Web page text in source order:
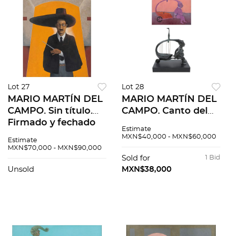
Lot 27
MARIO MARTÍN DEL
CAMPO. Sin título.
Firmado y fechado
sobre tela. 170 x 130
Estimate
MXN$70,000 - MXN$90,000
Unsold
Lot 28
MARIO MARTÍN DEL
CAMPO. Canto del
acrílico s/papel.
90. 36x42cm.
Escultura en bronce.
Estimate
MXN$40,000 - MXN$60,000
1 Bid
Sold for
MXN$38,000